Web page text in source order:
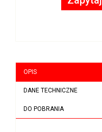
OPIS
DANE TECHNICZNE
DO POBRANIA